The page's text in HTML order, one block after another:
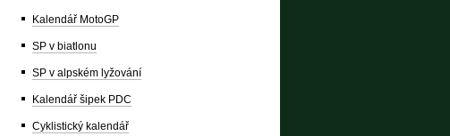
Kalendář MotoGP
SP v biatlonu
SP v alpském lyžování
Kalendář šipek PDC
Cyklistický kalendář